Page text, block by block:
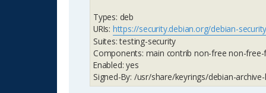
Types: deb
URIs: https://security.debian.org/debian-
Suites: testing-security
Components: main contrib non-free non-
Enabled: yes
Signed-By: /usr/share/keyrings/debian-